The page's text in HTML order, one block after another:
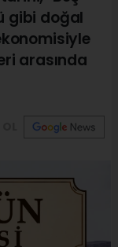
gibi doğal
arasında